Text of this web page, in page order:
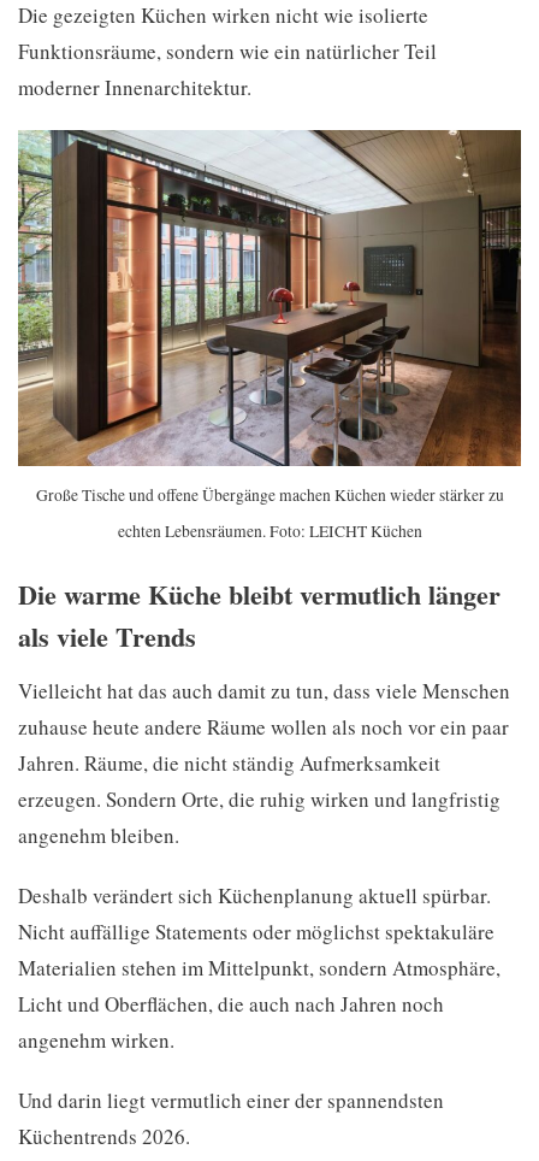
Die gezeigten Küchen wirken nicht wie isolierte
Funktionsräume, sondern wie ein natürlicher Teil
moderner Innenarchitektur.
Große Tische und offene Übergänge machen Küchen wieder stärker zu
echten Lebensräumen. Foto: LEICHT Küchen
Die warme Küche bleibt vermutlich länger
als viele Trends
Vielleicht hat das auch damit zu tun, dass viele Menschen
zuhause heute andere Räume wollen als noch vor ein paar
Jahren. Räume, die nicht ständig Aufmerksamkeit
erzeugen. Sondern Orte, die ruhig wirken und langfristig
angenehm bleiben.
Deshalb verändert sich Küchenplanung aktuell spürbar.
Nicht auffällige Statements oder möglichst spektakuläre
Materialien stehen im Mittelpunkt, sondern Atmosphäre,
Licht und Oberflächen, die auch nach Jahren noch
angenehm wirken.
Und darin liegt vermutlich einer der spannendsten
Küchentrends 2026.